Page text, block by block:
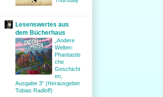
Lesenswertes aus
dem Bücherhaus
„Andere
Welten:
Phantastis
che
Geschicht
en,
Ausgabe 3“ (Herausgeber
Tobias Radloff)